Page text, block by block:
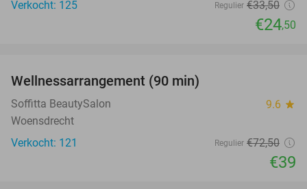
Verkocht: 125
Regulier €33,50
€24,50
Wellnessarrangement (90 min)
Soffitta BeautySalon 9.6 star
Woensdrecht
Verkocht: 121
Regulier €72,50
€39